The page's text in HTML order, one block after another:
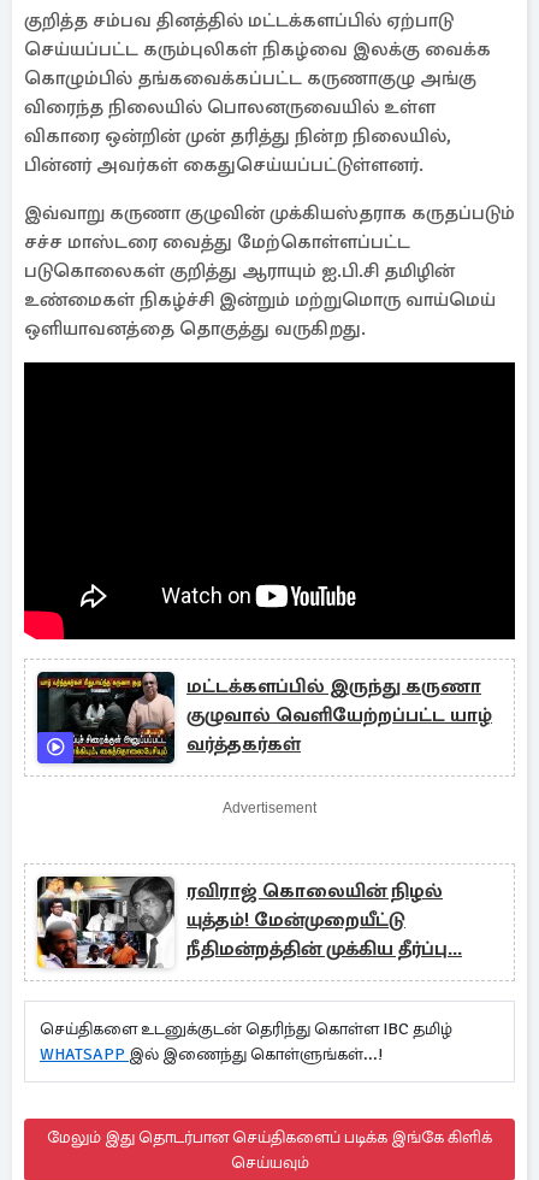
குறித்த சம்பவ தினத்தில் மட்டக்களப்பில் ஏற்பாடு
செய்யப்பட்ட கரும்புலிகள் நிகழ்வை இலக்கு வைக்க
கொழும்பில் தங்கவைக்கப்பட்ட கருணாகுழு அங்கு
விரைந்த நிலையில் பொலனருவையில் உள்ள
விகாரை ஒன்றின் முன் தரித்து நின்ற நிலையில்,
பின்னர் அவர்கள் கைதுசெய்யப்பட்டுள்ளனர்.
இவ்வாறு கருணா குழுவின் முக்கியஸ்தராக கருதப்படும்
சச்ச மாஸ்டரை வைத்து மேற்கொள்ளப்பட்ட
படுகொலைகள் குறித்து ஆராயும் ஐ.பி.சி தமிழின்
உண்மைகள் நிகழ்ச்சி இன்றும் மற்றுமொரு வாய்மெய்
ஒளியாவனத்தை தொகுத்து வருகிறது.
மட்டக்களப்பில் இருந்து கருணா
குழுவால் வெளியேற்றப்பட்ட யாழ்
வர்த்தகர்கள்
Advertisement
ரவிராஜ் கொலையின் நிழல்
யுத்தம்! மேன்முறையீட்டு
நீதிமன்றத்தின் முக்கிய தீர்ப்பு...
செய்திகளை உடனுக்குடன் தெரிந்து கொள்ள IBC தமிழ்
WHATSAPP இல் இணைந்து கொள்ளுங்கள்...!
மேலும் இது தொடர்பான செய்திகளைப் படிக்க இங்கே கிளிக்
செய்யவும்